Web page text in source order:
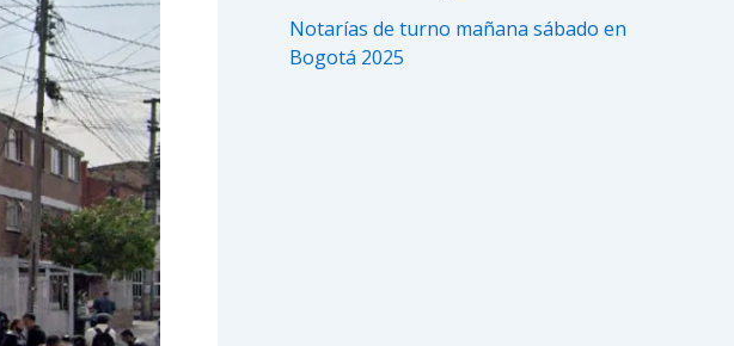
Notarías de turno mañana sábado en
Bogotá 2025